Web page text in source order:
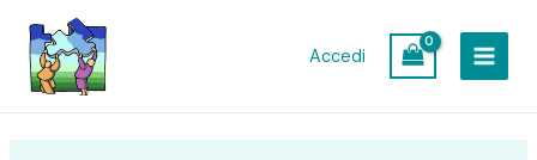
contenuto
Accedi
Navigazione
articoli